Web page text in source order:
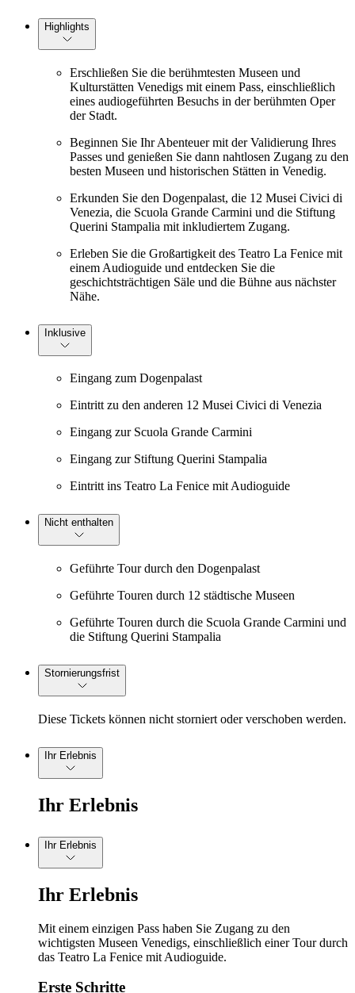
Highlights
Erschließen Sie die berühmtesten Museen und
Kulturstätten Venedigs mit einem Pass, einschließlich
eines audiogeführten Besuchs in der berühmten Oper
der Stadt.
Beginnen Sie Ihr Abenteuer mit der Validierung Ihres
Passes und genießen Sie dann nahtlosen Zugang zu den
besten Museen und historischen Stätten in Venedig.
Erkunden Sie den Dogenpalast, die 12 Musei Civici di
Venezia, die Scuola Grande Carmini und die Stiftung
Querini Stampalia mit inkludiertem Zugang.
Erleben Sie die Großartigkeit des Teatro La Fenice mit
einem Audioguide und entdecken Sie die
geschichtsträchtigen Säle und die Bühne aus nächster
Nähe.
Inklusive
Eingang zum Dogenpalast
Eintritt zu den anderen 12 Musei Civici di Venezia
Eingang zur Scuola Grande Carmini
Eingang zur Stiftung Querini Stampalia
Eintritt ins Teatro La Fenice mit Audioguide
Nicht enthalten
Geführte Tour durch den Dogenpalast
Geführte Touren durch 12 städtische Museen
Geführte Touren durch die Scuola Grande Carmini und
die Stiftung Querini Stampalia
Stornierungsfrist
Diese Tickets können nicht storniert oder verschoben werden.
Ihr Erlebnis
Ihr Erlebnis
Ihr Erlebnis
Ihr Erlebnis
Mit einem einzigen Pass haben Sie Zugang zu den
wichtigsten Museen Venedigs, einschließlich einer Tour durch
das Teatro La Fenice mit Audioguide.
Erste Schritte